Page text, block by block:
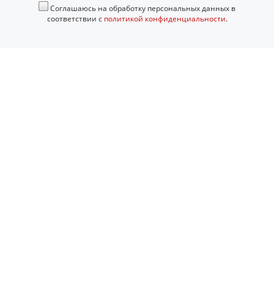
Соглашаюсь на обработку персональных данных в
соответствии с политикой конфиденциальности.